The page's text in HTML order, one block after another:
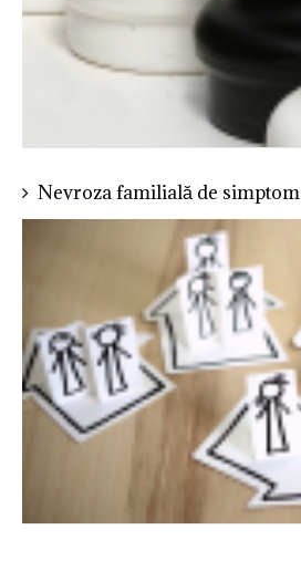
Nevroza familială de simptom